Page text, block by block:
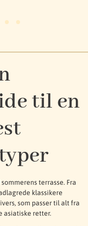
til en
terrasse. Fra
klassikere
som passer til alt fra
asiatiske retter.